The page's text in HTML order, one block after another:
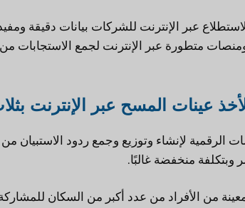
عبر الإنترنت للشركات بيانات دقيقة
متطورة عبر الإنترنت لجمع الاستجابات
عينات المسح عبر الإنترنت
الرقمية لإنشاء وتوزيع وجمع ردود الاستبيان
منخفضة غالبًا.
من الأفراد من عدد أكبر من السكان